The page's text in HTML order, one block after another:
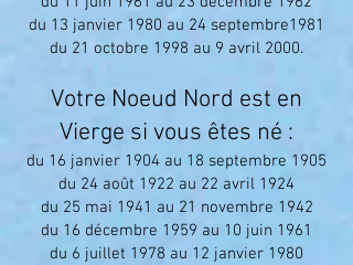
du 13 janvier 1980 au 24 septembre1981
du 21 octobre 1998 au 9 avril 2000.
Votre Noeud Nord est en
Vierge si vous êtes né :
du 16 janvier 1904 au 18 septembre 1905
du 24 août 1922 au 22 avril 1924
du 25 mai 1941 au 21 novembre 1942
du 16 décembre 1959 au 10 juin 1961
du 6 juillet 1978 au 12 janvier 1980